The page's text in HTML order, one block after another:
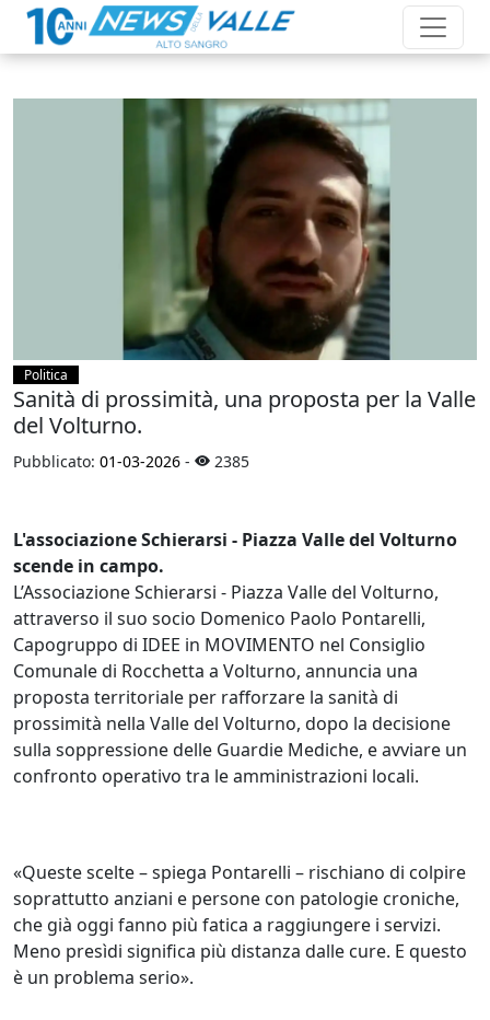
Politica
Sanità di prossimità, una proposta per la Valle
del Volturno.
Pubblicato: 01-03-2026 - 2385
L'associazione Schierarsi - Piazza Valle del Volturno
scende in campo.
L’Associazione Schierarsi - Piazza Valle del Volturno,
attraverso il suo socio Domenico Paolo Pontarelli,
Capogruppo di IDEE in MOVIMENTO nel Consiglio
Comunale di Rocchetta a Volturno, annuncia una
proposta territoriale per rafforzare la sanità di
prossimità nella Valle del Volturno, dopo la decisione
sulla soppressione delle Guardie Mediche, e avviare un
confronto operativo tra le amministrazioni locali.
«Queste scelte – spiega Pontarelli – rischiano di colpire
soprattutto anziani e persone con patologie croniche,
che già oggi fanno più fatica a raggiungere i servizi.
Meno presìdi significa più distanza dalle cure. E questo
è un problema serio».